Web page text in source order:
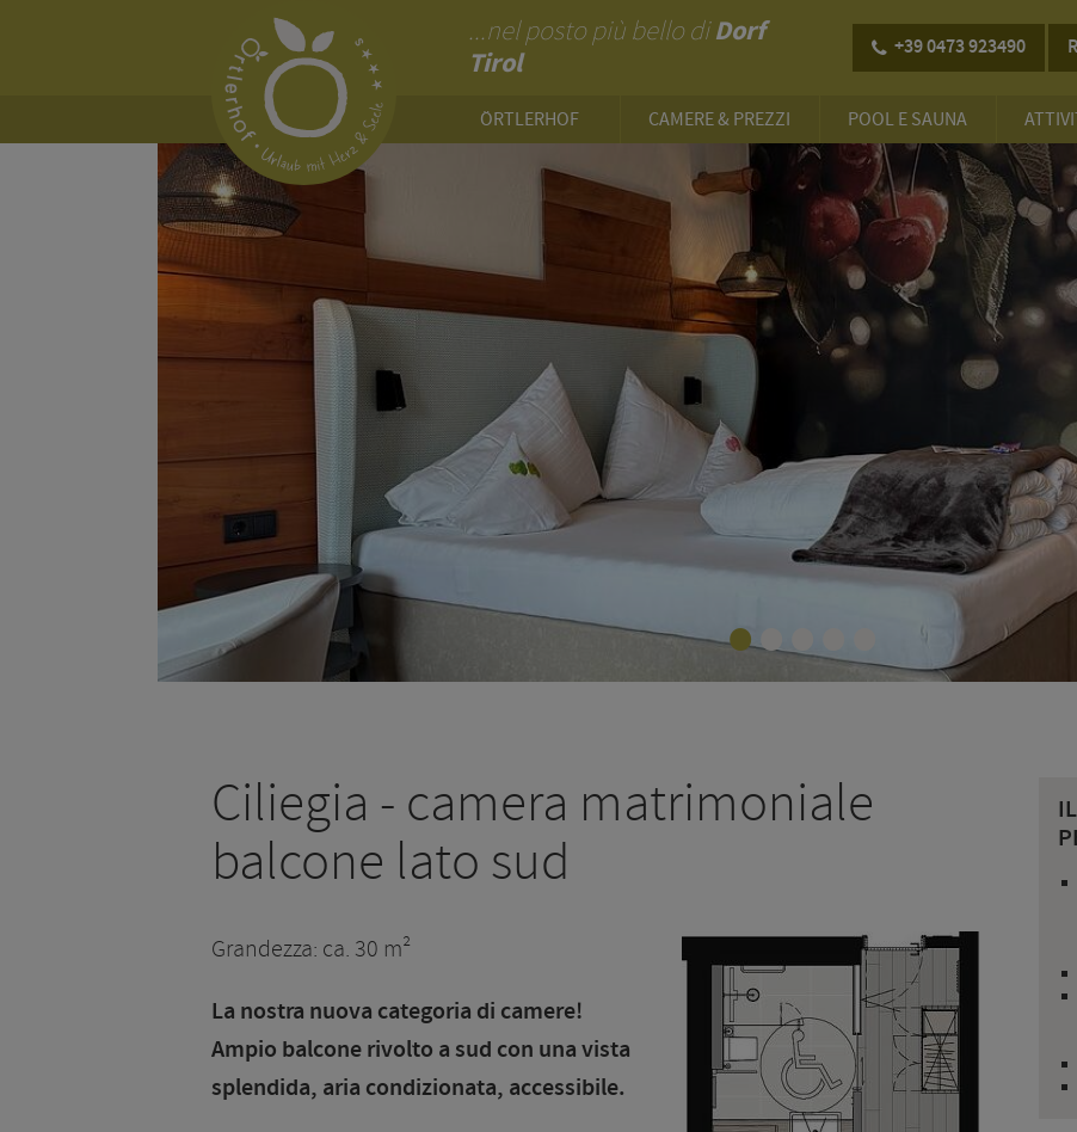
...nel posto più bello diDorf
Tirol
+39 0473 923490
ÖRTLERHOF CAMERE & PREZZI POOL E SAUNA
•••••
Ciliegia - camera matrimoniale
balcone lato sud
Grandezza: ca. 30 m²
La nostra nuova categoria di camere!
Ampio balcone rivolto a sud con una vista
splendida, aria condizionata, accessibile.